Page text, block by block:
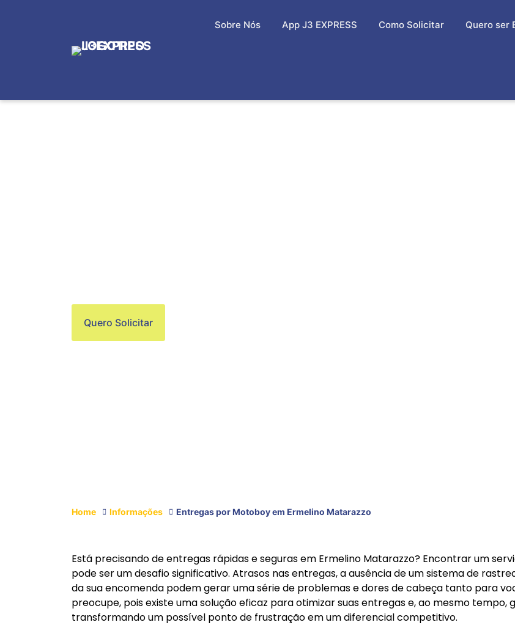
Sobre Nós App J3 EXPRESS Como Solicitar Quero ser
Quero Solicitar
Home Informações Entregas por Motoboy em Ermelino Matarazzo
Está precisando de entregas rápidas e seguras em Ermelino Matarazzo? Encontrar um
pode ser um desafio significativo. Atrasos nas entregas, a ausência de um sistema de
da sua encomenda podem gerar uma série de problemas e dores de cabeça tanto para
preocupe, pois existe uma solução eficaz para otimizar suas entregas e, ao mesmo tempo,
transformando um possível ponto de frustração em um diferencial competitivo.